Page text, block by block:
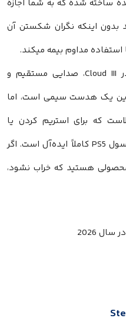
ساخته شده که به شما اجازه
اینکه نگران شکستن آن
استفاده مداوم بیمه میکند.
درایورهای 53 میلی‌متری زاویه‌دار در Cloud III، صدایی مستقیم و
این یک هدست سیمی است، اما
که برای استریم کردن یا
چت‌های گروهی طولانی مدت در کنسول PS5 کاملاً ایده‌آل است. اگر
هستید که خراب نشود،